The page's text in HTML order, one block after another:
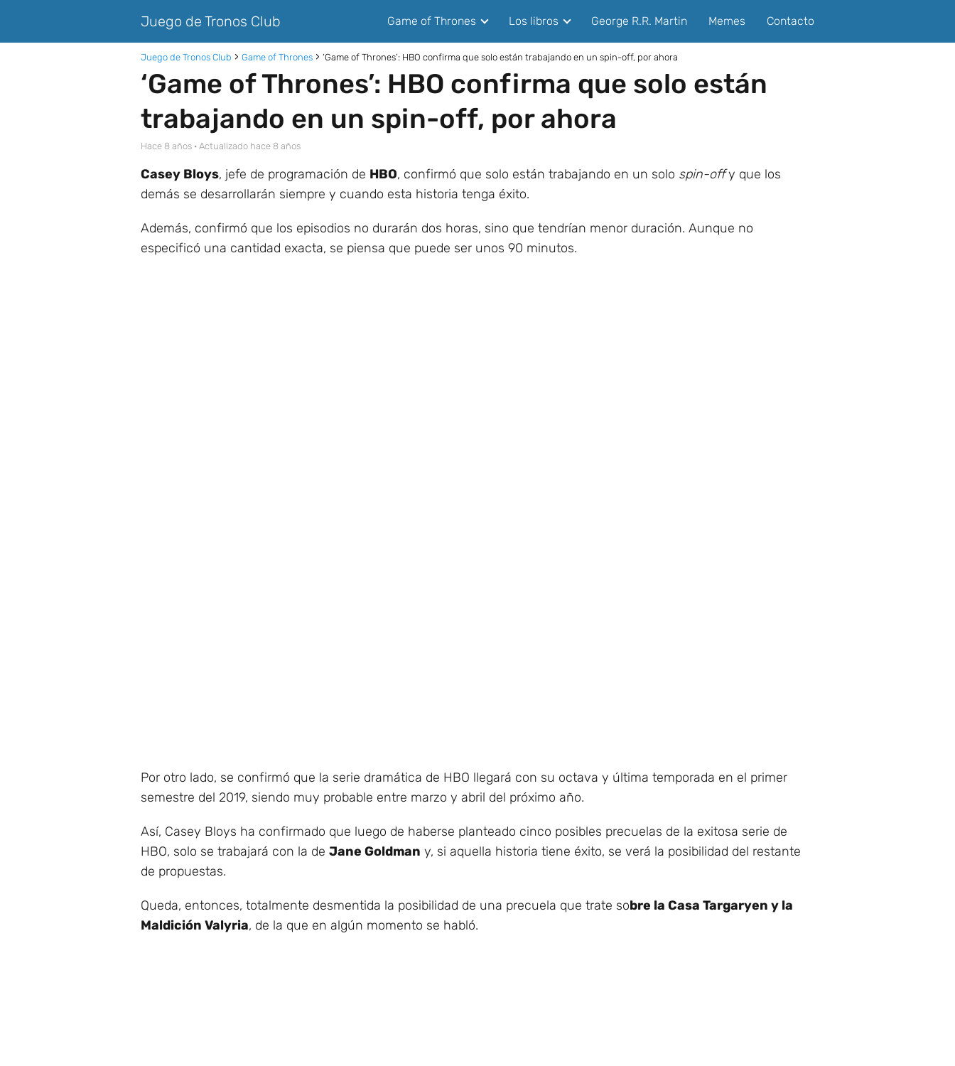
Juego de Tronos Club Game of Thrones Los libros George R.R. Martin Memes Contacto
Juego de Tronos Club Game of Thrones ‘Game of Thrones’: HBO confirma que solo están trabajando en un spin-off, por ahora
‘Game of Thrones’: HBO confirma que solo están
trabajando en un spin-off, por ahora
hace 8 años · Actualizado hace 8 años
Casey Bloys, jefe de programación de HBO, confirmó que solo están trabajando en un solo spin-offy que los
demás se desarrollarán siempre y cuando esta historia tenga éxito.
Además, confirmó que los episodios no durarán dos horas, sino que tendrían menor duración. Aunque no
especificó una cantidad exacta, se piensa que puede ser unos 90 minutos.
Por otro lado, se confirmó que la serie dramática de HBO llegará con su octava y última temporada en el primer
semestre del 2019, siendo muy probable entre marzo y abril del próximo año.
Así, Casey Bloys ha confirmado que luego de haberse planteado cinco posibles precuelas de la exitosa serie de
HBO, solo se trabajará con la de Jane Goldman y, si aquella historia tiene éxito, se verá la posibilidad del restante
de propuestas.
Queda, entonces, totalmente desmentida la posibilidad de una precuela que trate sobre la Casa Targaryen y la
Maldición Valyria, de la que en algún momento se habló.